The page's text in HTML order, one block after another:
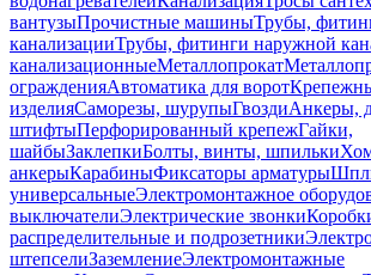
вантузыПрочистные машиныТрубы,
канализацииТрубы, фитинги наружной
канализационныеМеталлопрокат
огражденияАвтоматика для ворот
изделияСаморезы, шурупыГвоздиАнкеры,
штифтыПерфорированный крепежГайки,
шайбыЗаклепкиБолты, винты, шпильки
анкерыКарабиныФиксаторы арматуры
универсальныеЭлектромонтажное
выключателиЭлектрические звонки
распределительные и подрозетники
штепселиЗаземлениеЭлектромонтажные